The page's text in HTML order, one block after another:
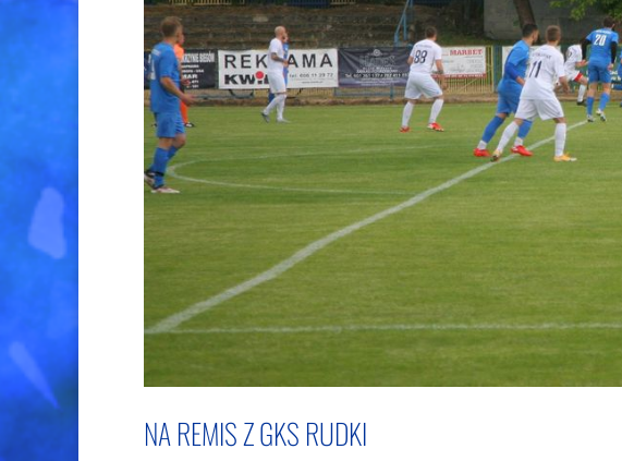
NA REMIS Z GKS RUDKI